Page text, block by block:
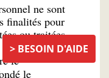
ne sont
finalités pour
ou traitées
le
le
BESOIN D'AIDE